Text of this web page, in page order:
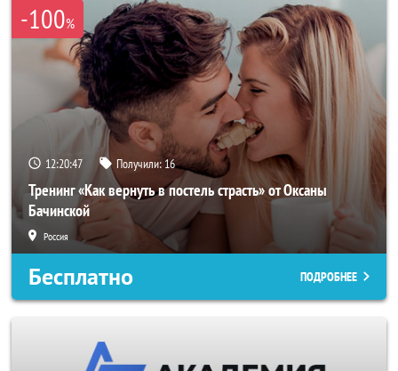
-100%
12:20:44 Получили: 16
Тренинг «Как вернуть в постель страсть» от Оксаны
Бачинской
Россия
Бесплатно ПОДРОБНЕЕ